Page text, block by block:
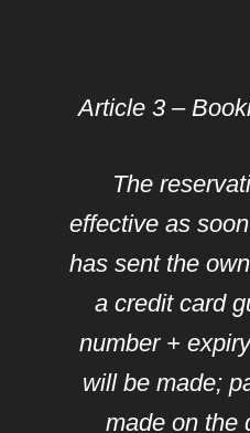
Article 3 –
The
effective as
has sent the
a credit card
number +
will be made;
made on the